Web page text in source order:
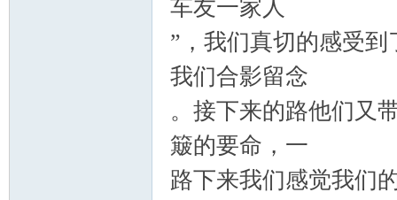
车友一家人
”，我们真切的感受
我们合影留念
。接下来的路他们又
簸的要命，一
路下来我们感觉我们